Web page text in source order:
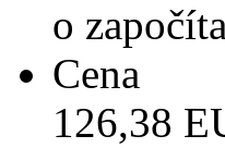
o
Cena
126,38